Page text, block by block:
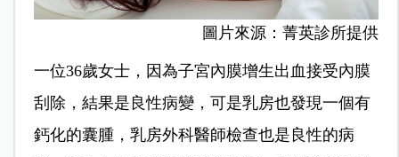
圖片來源：菁英診所提供
一位36歲女士，因為子宮內膜增生出血接受內膜
刮除，結果是良性病變，可是乳房也發現一個有
鈣化的囊腫，乳房外科醫師檢查也是良性的病